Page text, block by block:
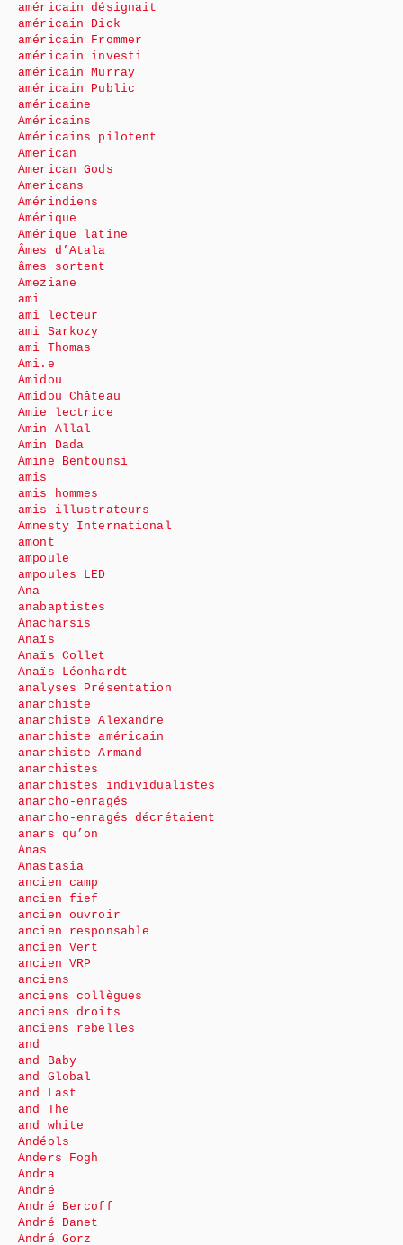
américain désignait
américain Dick
américain Frommer
américain investi
américain Murray
américain Public
américaine
Américains
Américains pilotent
American
American Gods
Americans
Amérindiens
Amérique
Amérique latine
Âmes d’Atala
âmes sortent
Ameziane
ami
ami lecteur
ami Sarkozy
ami Thomas
Ami.e
Amidou
Amidou Château
Amie lectrice
Amin Allal
Amin Dada
Amine Bentounsi
amis
amis hommes
amis illustrateurs
Amnesty International
amont
ampoule
ampoules LED
Ana
anabaptistes
Anacharsis
Anaïs
Anaïs Collet
Anaïs Léonhardt
analyses Présentation
anarchiste
anarchiste Alexandre
anarchiste américain
anarchiste Armand
anarchistes
anarchistes individualistes
anarcho-enragés
anarcho-enragés décrétaient
anars qu’on
Anas
Anastasia
ancien camp
ancien fief
ancien ouvroir
ancien responsable
ancien Vert
ancien VRP
anciens
anciens collègues
anciens droits
anciens rebelles
and
and Baby
and Global
and Last
and The
and white
Andéols
Anders Fogh
Andra
André
André Bercoff
André Danet
André Gorz